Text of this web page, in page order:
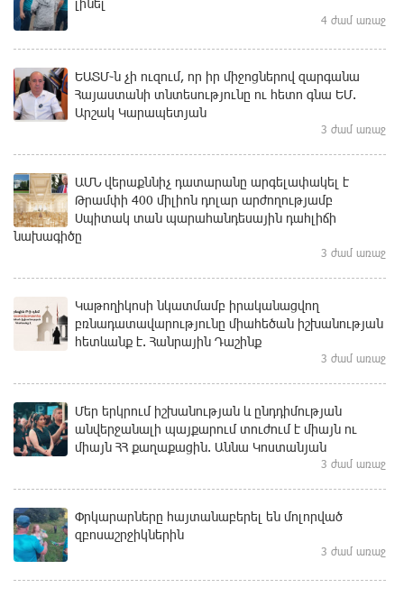
լինել
4 ժամ առաջ
ԵԱՏՄ֊ն չի ուզում, որ իր միջոցներով զարգանա
Հայաստանի տնտեսությունը ու հետո գնա ԵՄ.
Արշակ Կարապետյան
3 ժամ առաջ
ԱՄՆ վերաքննիչ դատարանը արգելափակել է
Թրամփի 400 միլիոն դոլար արժողությամբ
Սպիտակ տան պարահանդեսային դահլիճի
նախագիծը
3 ժամ առաջ
Կաթողիկոսի նկատմամբ իրականացվող
բռնադատավարությունը միահեծան իշխանության
հետևանք է. Հանրային Դաշինք
3 ժամ առաջ
Մեր երկրում իշխանության և ընդդիմության
անվերջանալի պայքարում տուժում է միայն ու
միայն ՀՀ քաղաքացին. Աննա Կոստանյան
3 ժամ առաջ
Փրկարարները հայտանաբերել են մոլորված
զբոսաշրջիկներին
3 ժամ առաջ